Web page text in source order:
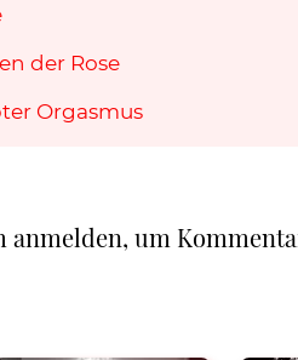
der Rose
Orgasmus
anmelden, um